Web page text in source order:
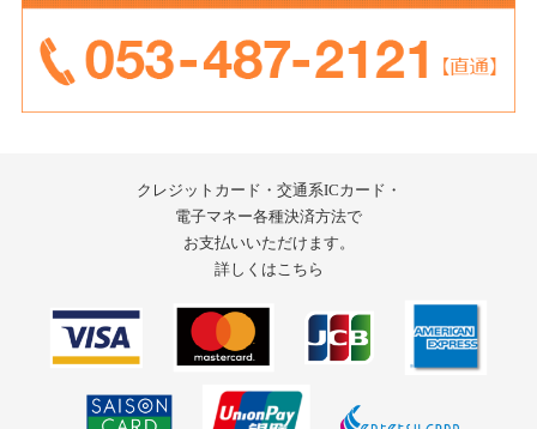
クレジットカード・交通系ICカード・
電子マネー各種決済方法で
お支払いいただけます。
詳しくはこちら